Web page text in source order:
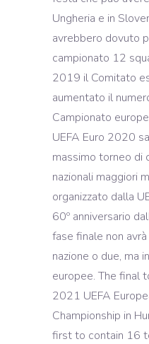
Ungheria e in
avrebbero dovuto
campionato 12
2019 il Comitato
aumentato il
Campionato
UEFA Euro 2020
massimo torneo di
nazionali maggiori
organizzato dalla
60º anniversario
fase finale non
nazione o due, ma
europee. The final
2021 UEFA
Championship in
first to contain 16